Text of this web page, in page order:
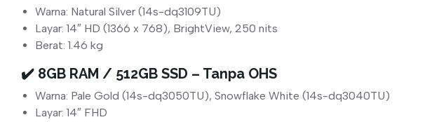
Warna: Natural Silver (14s-dq3109TU)
Layar: 14″ HD (1366 x 768), BrightView, 250 nits
Berat: 1.46 kg
✔️ 8GB RAM / 512GB SSD – Tanpa OHS
Warna: Pale Gold (14s-dq3050TU), Snowflake White (14s-dq3040TU)
Layar: 14″ FHD